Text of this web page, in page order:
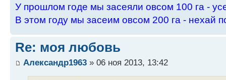
У пpошлом годе мы засеяли овсом 100 га -
В этом году мы засеим овсом 200 га - нехай
Re: моя любовь
Александр1963 » 06 ноя 2013, 13:42